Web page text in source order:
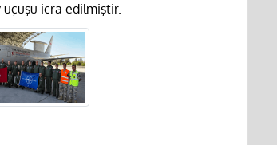
uçuşu icra edilmiştir.